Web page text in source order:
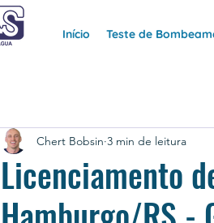
Início Teste de
Licenciamento
Chert Bobsin 3 min de leitura